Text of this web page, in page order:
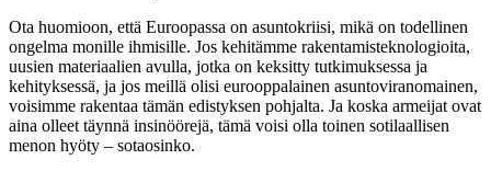
Ota huomioon, että Euroopassa on asuntokriisi, mikä on todellinen
ongelma monille ihmisille. Jos kehitämme rakentamisteknologioita,
uusien materiaalien avulla, jotka on keksitty tutkimuksessa ja
kehityksessä, ja jos meillä olisi eurooppalainen asuntoviranomainen,
voisimme rakentaa tämän edistyksen pohjalta. Ja koska armeijat ovat
aina olleet täynnä insinöörejä, tämä voisi olla toinen sotilaallisen
menon hyöty – sotaosinko.